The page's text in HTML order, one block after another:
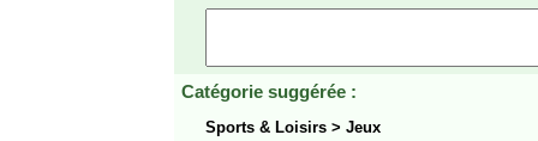
Catégorie suggérée :
Sports & Loisirs > Jeux